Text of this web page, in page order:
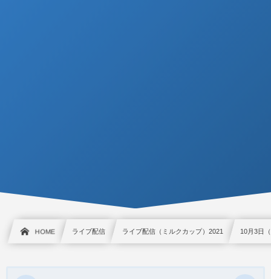
HOME ライブ配信 ライブ配信（ミルクカップ）2021 10月3日